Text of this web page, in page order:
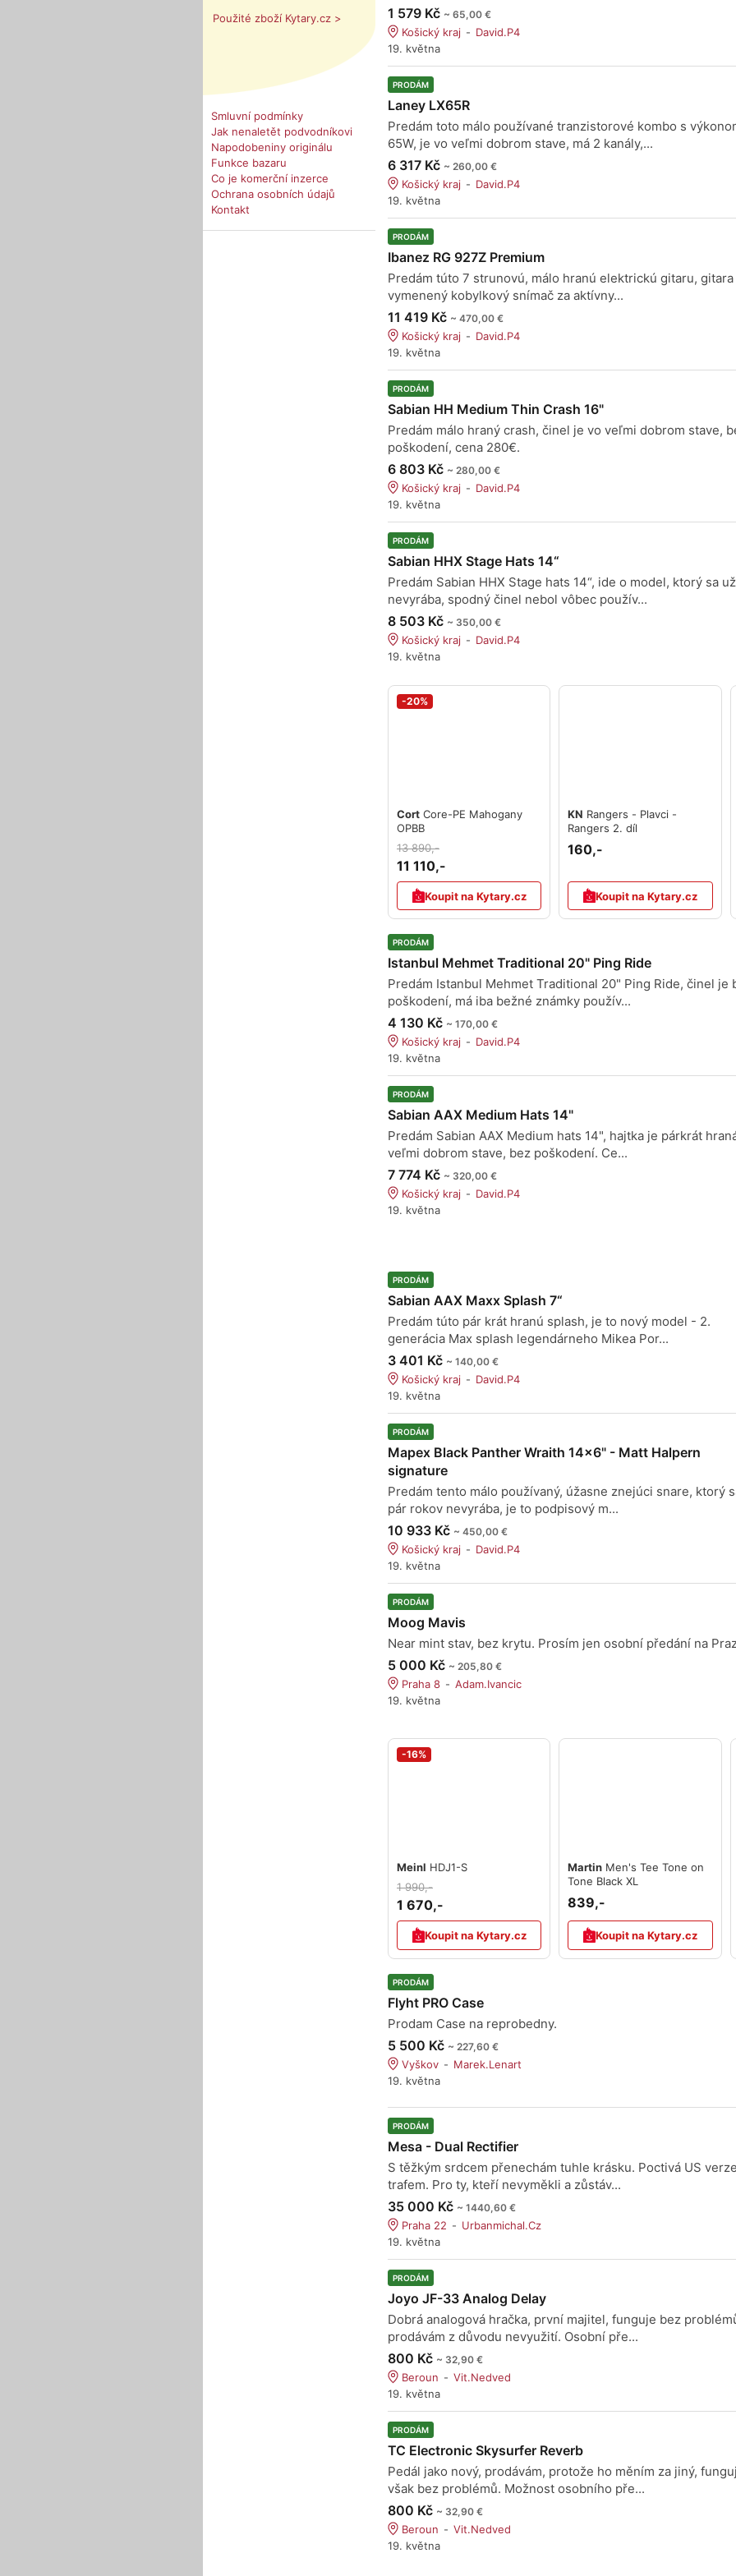
Použité zboží Kytary.cz >
Smluvní podmínky
Jak nenaletět podvodníkovi
Napodobeniny originálu
Funkce bazaru
Co je komerční inzerce
Ochrana osobních údajů
Kontakt
1 579 Kč ~ 65,00 €
Košický kraj
David.P4
19. května
PRODÁM
Laney LX65R
Predám toto málo používané tranzistorové kombo s
65W, je vo veľmi dobrom stave, má 2 kanály,...
6 317 Kč ~ 260,00 €
Košický kraj
David.P4
19. května
PRODÁM
Ibanez RG 927Z Premium
Predám túto 7 strunovú, málo hranú elektrickú gitaru, gitara
vymenený kobylkový snímač za aktívny...
11 419 Kč ~ 470,00 €
Košický kraj
David.P4
19. května
PRODÁM
Sabian HH Medium Thin Crash 16"
Predám málo hraný crash, činel je vo veľmi dobrom stave,
poškodení, cena 280€.
6 803 Kč ~ 280,00 €
Košický kraj
David.P4
19. května
PRODÁM
Sabian HHX Stage Hats 14“
Predám Sabian HHX Stage hats 14“, ide o model, ktorý sa už
nevyrába, spodný činel nebol vôbec použív...
8 503 Kč ~ 350,00 €
Košický kraj
David.P4
19. května
-20%
Cort Core-PE Mahogany
OPBB
13 890,-
11 110,-
Koupit na Kytary.cz
KN Rangers - Plavci -
Rangers 2. díl
160,-
Koupit na Kytary.cz
PRODÁM
Istanbul Mehmet Traditional 20" Ping Ride
Predám Istanbul Mehmet Traditional 20" Ping Ride, činel je
poškodení, má iba bežné známky použív...
4 130 Kč ~ 170,00 €
Košický kraj
David.P4
19. května
PRODÁM
Sabian AAX Medium Hats 14"
Predám Sabian AAX Medium hats 14", hajtka je párkrát
veľmi dobrom stave, bez poškodení. Ce...
7 774 Kč ~ 320,00 €
Košický kraj
David.P4
19. května
PRODÁM
Sabian AAX Maxx Splash 7“
Predám túto pár krát hranú splash, je to nový model - 2.
generácia Max splash legendárneho Mikea Por...
3 401 Kč ~ 140,00 €
Košický kraj
David.P4
19. května
PRODÁM
Mapex Black Panther Wraith 14x6" - Matt Halpern
signature
Predám tento málo používaný, úžasne znejúci snare, ktorý
pár rokov nevyrába, je to podpisový m...
10 933 Kč ~ 450,00 €
Košický kraj
David.P4
19. května
PRODÁM
Moog Mavis
Near mint stav, bez krytu. Prosím jen osobní předání na
5 000 Kč ~ 205,80 €
Praha 8
Adam.Ivancic
19. května
-16%
Meinl HDJ1-S
1 990,-
1 670,-
Koupit na Kytary.cz
Martin Men's Tee Tone on
Tone Black XL
839,-
Koupit na Kytary.cz
PRODÁM
Flyht PRO Case
Prodam Case na reprobedny.
5 500 Kč ~ 227,60 €
Vyškov
Marek.Lenart
19. května
PRODÁM
Mesa - Dual Rectifier
S těžkým srdcem přenechám tuhle krásku. Poctivá US
trafem. Pro ty, kteří nevyměkli a zůstáv...
35 000 Kč ~ 1440,60 €
Praha 22
Urbanmichal.Cz
19. května
PRODÁM
Joyo JF-33 Analog Delay
Dobrá analogová hračka, první majitel, funguje bez
prodávám z důvodu nevyužití. Osobní pře...
800 Kč ~ 32,90 €
Beroun
Vit.Nedved
19. května
PRODÁM
TC Electronic Skysurfer Reverb
Pedál jako nový, prodávám, protože ho měním za jiný,
však bez problémů. Možnost osobního pře...
800 Kč ~ 32,90 €
Beroun
Vit.Nedved
19. května